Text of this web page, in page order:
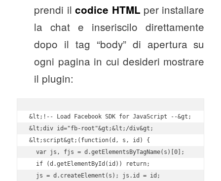
prendi ilcodice HTML per installare
la chat e inseriscilo direttamente
dopo il tag “body” di apertura su
ogni pagina in cui desideri mostrare
il plugin:
&lt;!-- Load Facebook SDK for JavaScript --&gt;
&lt;div id="fb-root"&gt;&lt;/div&gt;
&lt;script&gt;(function(d, s, id) {
  var js, fjs = d.getElementsByTagName(s)[0];
  if (d.getElementById(id)) return;
  js = d.createElement(s); js.id = id;